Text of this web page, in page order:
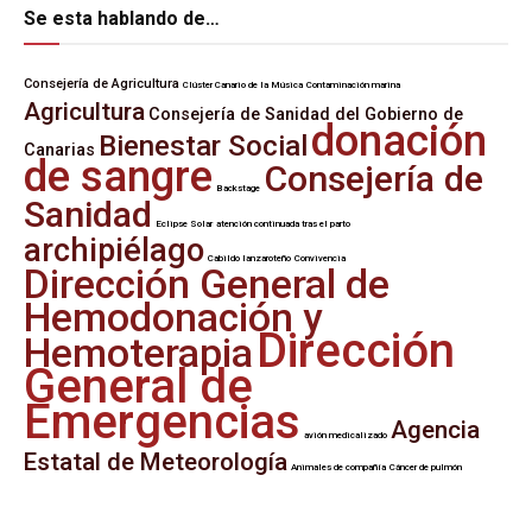
Se esta hablando de…
Consejería de Agricultura Clúster Canario de la Música Contaminación marina
Agricultura Consejería de Sanidad del Gobierno de
Canarias Bienestar Social donación
de sangre Backstage Consejería de
Sanidad
Eclipse Solar atención continuada tras el parto
archipiélago Cabildo lanzaroteño Convivencia
Dirección General de
Hemodonación y
HemoterapiaDirección
General de
Emergencias avión medicalizado Agencia
Estatal de Meteorología Animales de compañía Cáncer de pulmón